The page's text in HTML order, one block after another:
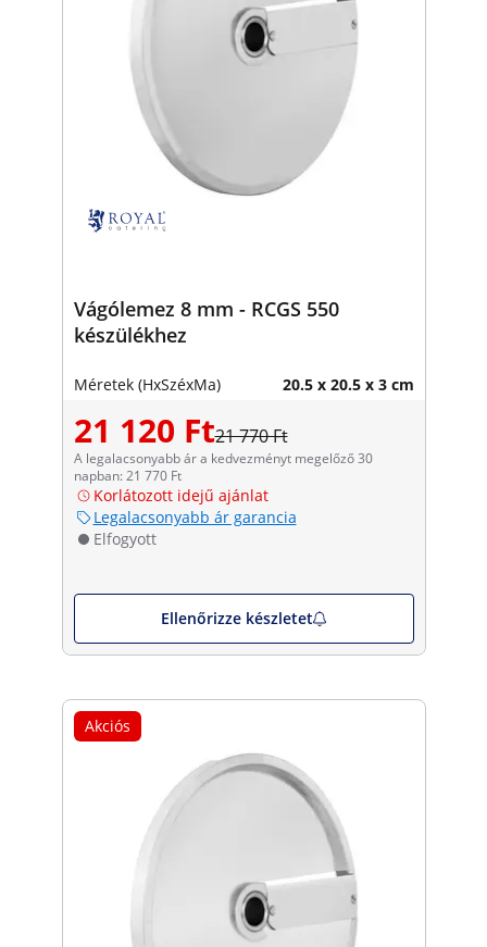
Vágólemez 8 mm - RCGS 550
készülékhez
Méretek (HxSzéxMa) 20.5 x 20.5 x 3 cm
21 120 Ft21 770 Ft
A legalacsonyabb ár a kedvezményt megelőző 30
napban: 21 770 Ft
Korlátozott idejű ajánlat
Legalacsonyabb ár garancia
Elfogyott
Ellenőrizze készletet
Akciós